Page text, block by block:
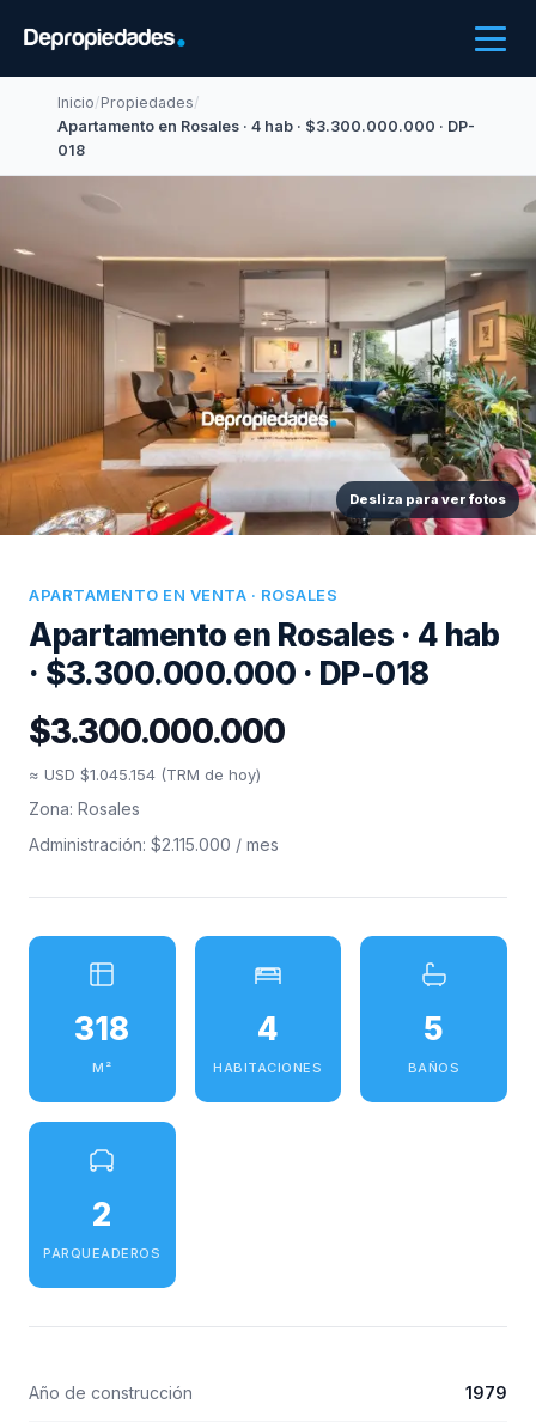
Inicio/Propiedades/
Apartamento en Rosales · 4 hab · $3.300.000.000 · DP-
018
Desliza para ver fotos
APARTAMENTO EN VENTA · ROSALES
Apartamento en Rosales · 4 hab
· $3.300.000.000 · DP-018
$3.300.000.000
≈ USD $1.045.154 (TRM de hoy)
Zona: Rosales
Administración: $2.115.000 / mes
318
M²
4
HABITACIONES
5
BAÑOS
2
PARQUEADEROS
Año de construcción 1979